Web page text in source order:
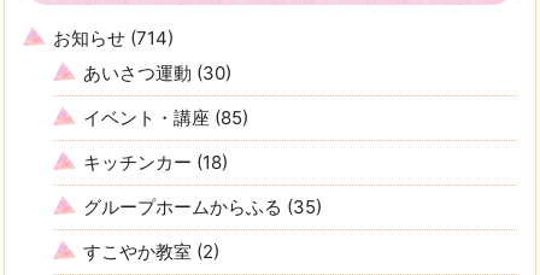
お知らせ (714)
あいさつ運動 (30)
イベント・講座 (85)
キッチンカー (18)
グループホームからふる (35)
すこやか教室 (2)